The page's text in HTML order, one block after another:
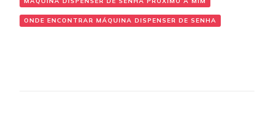
ONDE ENCONTRAR MÁQUINA DISPENSER DE SENHA